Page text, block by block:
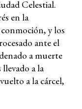
Celestial.
en la
y los
ante el
a muerte
a la
a la cárcel,